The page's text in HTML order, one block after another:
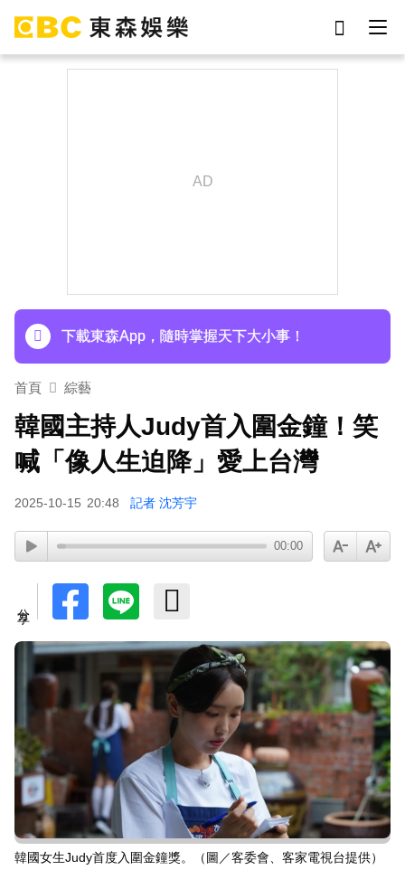
秀超狂腹肌
下載東森App，隨時掌握天下大小事！
孫淑媚首登JJA音樂節！被范曉萱1句話打動 放話
首頁 綜藝
韓國主持人Judy首入圍金鐘！笑
喊「像人生迫降」愛上台灣
2025-10-15 20:48 記者 沈芳宇
00:00
韓國女生Judy首度入圍金鐘獎。（圖／客委會、客家電視台提供）